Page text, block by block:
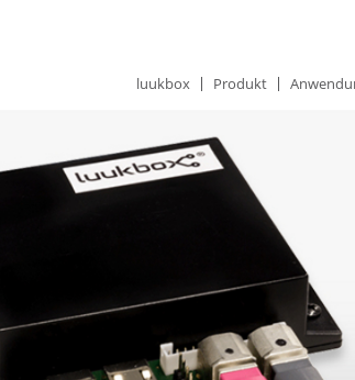
luukbox
Produkt